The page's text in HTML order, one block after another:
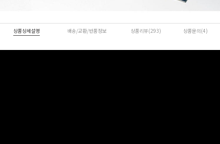
상품상세설명 배송/교환/반품정보 상품리뷰(293) 상품문의(4)